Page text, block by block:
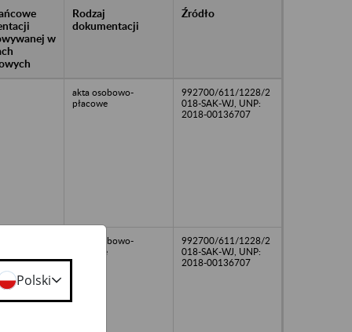
w
Rodzaj
dokumentacji
Źródło
akta osobowo-
płacowe
992700/611/1228/2
018-SAK-WJ, UNP:
2018-00136707
akta osobowo-
płacowe
992700/611/1228/2
018-SAK-WJ, UNP:
2018-00136707
Polski